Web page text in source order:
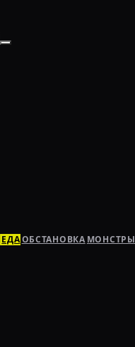
ЕДАОБСТАНОВКА МОНСТРЫ